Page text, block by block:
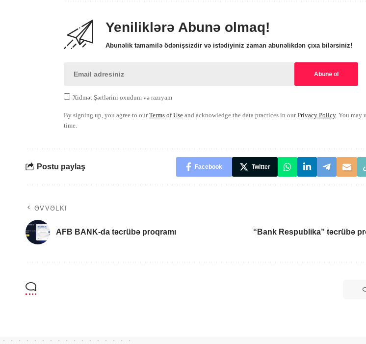
Yeniliklərə Abunə olmaq!
Abunəlik tamamilə ödənişsizdir və istədiyiniz zaman abunəlikdən çıxa bilərsiniz!
Xidmət Şərtlərini oxudum və razıyam
By signing up, you agree to ourTerms of Use and acknowledge the data practices in ourPrivacy Policy. You may
time.
Postu paylaş Facebook Twitter
ƏVVƏLKI
AFB BANK-da təcrübə proqramı “Bank Respublika” təcrübə